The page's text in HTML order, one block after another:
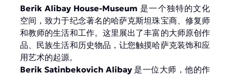
Berik Alibay House-Museum 是一个独特的文化
空间，致力于纪念著名的哈萨克斯坦珠宝商、修复师
和教师的生活和工作。这里展出了丰富的大师原创作
品、民族生活和历史物品，让您触摸哈萨克装饰和应
用艺术的起源。
Berik Satinbekovich Alibay是一位大师，他的作